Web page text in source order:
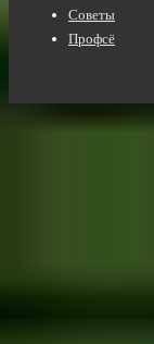
Советы
Профсё